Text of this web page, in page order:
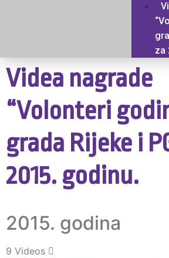
za
Videa nagrade
“Volonteri
grada Rijeke i
2015. godinu.
2015. godina
9 Videos